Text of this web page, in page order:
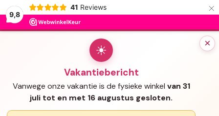
9,8
41 Reviews ×
×
☀
Vakantiebericht
Vanwege onze vakantie is de fysieke winkel van 31
juli tot en met 16 augustus gesloten.